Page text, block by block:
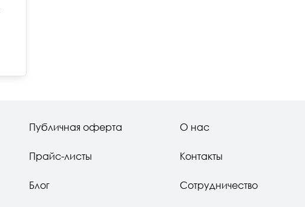
Публичная оферта
Прайс-листы
Блог
О нас
Контакты
Сотрудничество